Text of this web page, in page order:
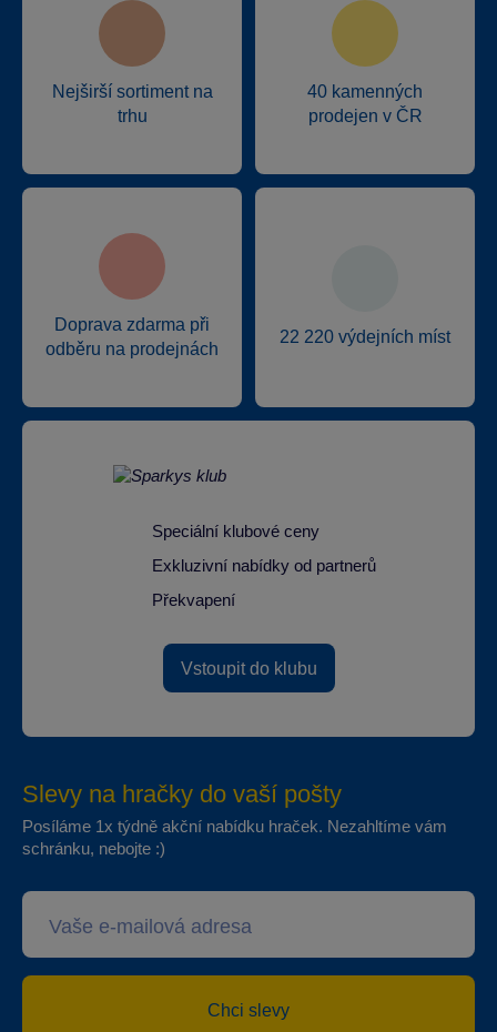
Nejširší sortiment na
trhu
40 kamenných
prodejen v ČR
Doprava zdarma při
odběru na prodejnách
22 220 výdejních míst
Speciální klubové ceny
Exkluzivní nabídky od partnerů
Překvapení
Vstoupit do klubu
Slevy na hračky do vaší pošty
Posíláme 1x týdně akční nabídku hraček. Nezahltíme vám
schránku, nebojte :)
Chci slevy